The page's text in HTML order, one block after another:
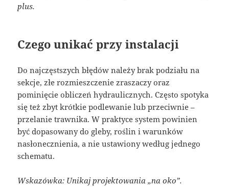
plus.
Czego unikać przy instalacji
Do najczęstszych błędów należy brak podziału na
sekcje, złe rozmieszczenie zraszaczy oraz
pominięcie obliczeń hydraulicznych. Często spotyka
się też zbyt krótkie podlewanie lub przeciwnie –
przelanie trawnika. W praktyce system powinien
być dopasowany do gleby, roślin i warunków
nasłonecznienia, a nie ustawiony według jednego
schematu.
Wskazówka: Unikaj projektowania „na oko”.